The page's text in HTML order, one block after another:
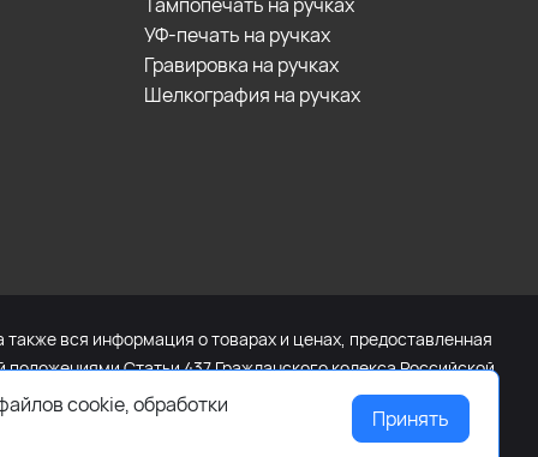
УФ-печать на ручках
Гравировка на ручках
Шелкография на ручках
вся информация о товарах и ценах, предоставленная
Статьи 437 Гражданского кодекса Российской
к менеджеру сайта с помощью специальной формы
cookie, обработки
Принять